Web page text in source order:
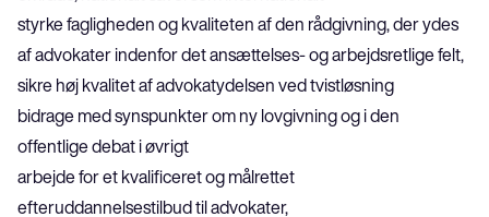
styrke fagligheden og kvaliteten af den rådgivning, der ydes
af advokater indenfor det ansættelses- og arbejdsretlige felt,
sikre høj kvalitet af advokatydelsen ved tvistløsning
bidrage med synspunkter om ny lovgivning og i den
offentlige debat i øvrigt
arbejde for et kvalificeret og målrettet
efteruddannelsestilbud til advokater,